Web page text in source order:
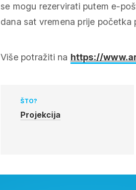
se mogu rezervirati putem e-
dana sat vremena prije
Više potražiti na https://
ŠTO?
Projekcija